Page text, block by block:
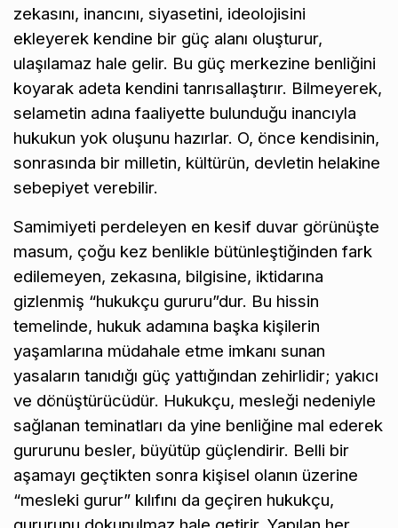
zekasını, inancını, siyasetini, ideolojisini
ekleyerek kendine bir güç alanı oluşturur,
ulaşılamaz hale gelir. Bu güç merkezine benliğini
koyarak adeta kendini tanrısallaştırır. Bilmeyerek,
selametin adına faaliyette bulunduğu inancıyla
hukukun yok oluşunu hazırlar. O, önce kendisinin,
sonrasında bir milletin, kültürün, devletin helakine
sebepiyet verebilir.
Samimiyeti perdeleyen en kesif duvar görünüşte
masum, çoğu kez benlikle bütünleştiğinden fark
edilemeyen, zekasına, bilgisine, iktidarına
gizlenmiş “hukukçu gururu”dur. Bu hissin
temelinde, hukuk adamına başka kişilerin
yaşamlarına müdahale etme imkanı sunan
yasaların tanıdığı güç yattığından zehirlidir; yakıcı
ve dönüştürücüdür. Hukukçu, mesleği nedeniyle
sağlanan teminatları da yine benliğine mal ederek
gururunu besler, büyütüp güçlendirir. Belli bir
aşamayı geçtikten sonra kişisel olanın üzerine
“mesleki gurur” kılıfını da geçiren hukukçu,